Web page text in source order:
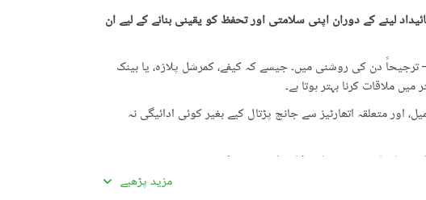
لینے کے دوران اپنی سلامتی اور تحفظ کو یقینی بنانے کے لیے ان
دن کی روشنی میں۔ جیسے کہ کیفے، کمرشل پلازہ، یا بینک
ملاقات کرنا بہتر ہوتا ہے۔
اور متعلقہ اتھارٹیز سے جانچ پڑتال کیے بغیر کوئی ادائیگی نہ
معلومات سے تفصیلات کا موازنہ ضرور کریں۔
اچھی لگیں۔ غیرمعمولی طور پر کم قیمتیں دھوکہ دہی کی
مزید پڑھیے